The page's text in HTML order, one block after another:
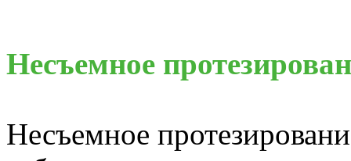
Несъемное
Несъемное